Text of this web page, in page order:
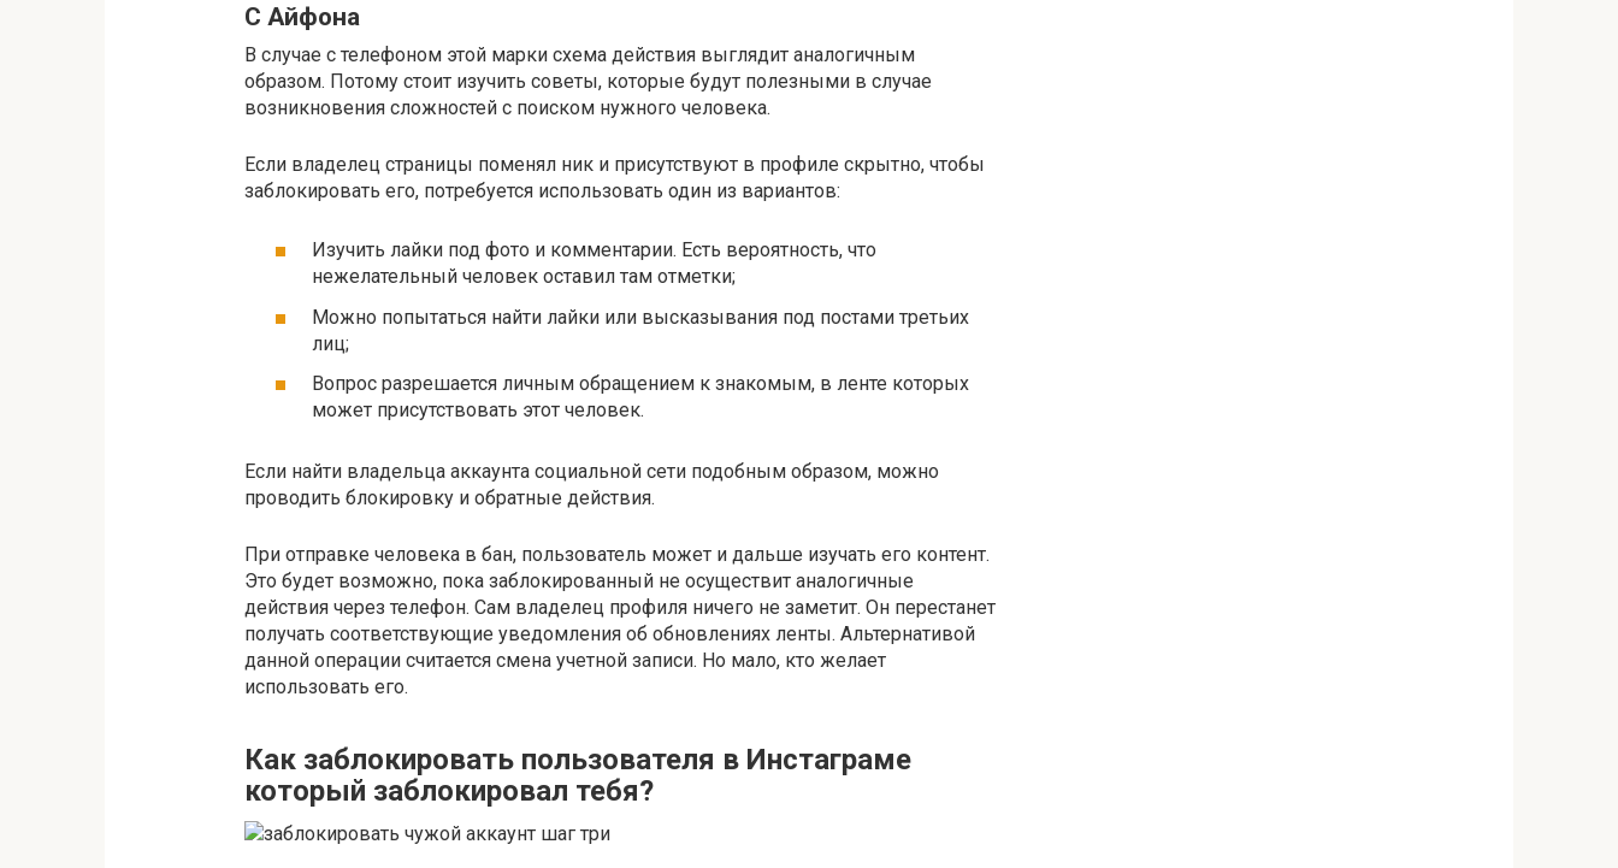
С Айфона
В случае с телефоном этой марки схема действия выглядит аналогичным
образом. Потому стоит изучить советы, которые будут полезными в случае
возникновения сложностей с поиском нужного человека.
Если владелец страницы поменял ник и присутствуют в профиле скрытно, чтобы
заблокировать его, потребуется использовать один из вариантов:
Изучить лайки под фото и комментарии. Есть вероятность, что
нежелательный человек оставил там отметки;
Можно попытаться найти лайки или высказывания под постами третьих
лиц;
Вопрос разрешается личным обращением к знакомым, в ленте которых
может присутствовать этот человек.
Если найти владельца аккаунта социальной сети подобным образом, можно
проводить блокировку и обратные действия.
При отправке человека в бан, пользователь может и дальше изучать его контент.
Это будет возможно, пока заблокированный не осуществит аналогичные
действия через телефон. Сам владелец профиля ничего не заметит. Он перестанет
получать соответствующие уведомления об обновлениях ленты. Альтернативой
данной операции считается смена учетной записи. Но мало, кто желает
использовать его.
Как заблокировать пользователя в Инстаграме
который заблокировал тебя?